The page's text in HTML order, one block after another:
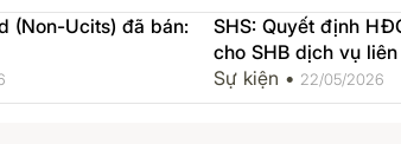
SHS: Quyết định
cho SHB dịch vụ
Trái phiếu riêng lẻ
Sự kiện • 22/05/2026